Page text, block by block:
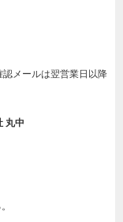
メールは翌営業日以降
丸中